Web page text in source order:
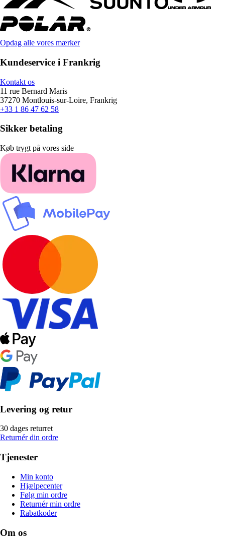
Opdag alle vores mærker
Kundeservice i Frankrig
Kontakt os
11 rue Bernard Maris
37270 Montlouis-sur-Loire, Frankrig
+33 1 86 47 62 58
Sikker betaling
Køb trygt på vores side
Levering og retur
30 dages returret
Returnér din ordre
Tjenester
Min konto
Hjælpecenter
Følg min ordre
Returnér min ordre
Rabatkoder
Om os